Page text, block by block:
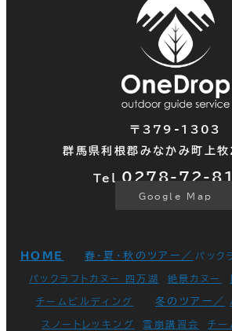
〒379-1303
群馬県利根郡みなかみ町上
Tel.0278-72-
Google Map
HOME 春・夏・秋のツアー／ パック
パックラフトカヌー 四万湖 絶景カヌー
チームビルディング 冬のツアー／
スノートレッキング 雪崩講習会 チー